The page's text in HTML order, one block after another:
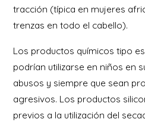
tracción (típica en mujeres
trenzas en todo el cabello).
Los productos químicos tipo
podrían utilizarse en niños en
abusos y siempre que sean
agresivos. Los productos
previos a la utilización del